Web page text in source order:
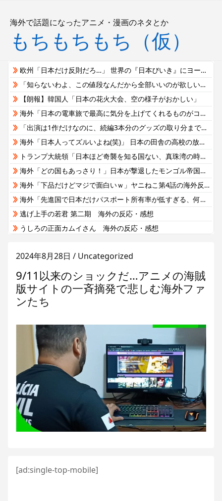
海外で話題になったアニメ・漫画のネタとか
もちもちもち（仮）
欧州「日本だけ反則だろ…」 世界の『日本びいき』にヨーロッパ全土から不満の声
「知らないわよ、この値段なんだから全部いいのが欲しいの」イチゴ売り場で言い返された話
【朗報】韓国人「日本の花火大会、空の様子がおかしい」
海外「日本の電車旅で最高に気分を上げてくれるものがコレ！」→「分かるよ、凄くワクワクする・・・！」【海外の反応】
「出演は1作だけなのに、続編3本分のグッズの取り分まで契約に書かせた」ジャック・ニコルソンが『バットマン』で得た総額
海外「日本人ってズルいよね(笑)」 日本の田舎の高校の放課後がエモすぎると海外で大反響
トランプ大統領「日本ほど奇襲を知る国ない、真珠湾の時なぜ知らせなかったのか」…目を大きく開いた高市首相＝韓国の反応
海外「どの国もあっさり！」日本が撃退したモンゴル帝国の本当の恐ろしさに海外が大騒ぎ
海外「下品だけどマジで面白いｗ」ヤニねこ第4話の海外反応
海外「先進国で日本だけパスポート所有率が低すぎる、何故なのか」
逃げ上手の若君 第二期 海外の反応・感想
うしろの正面カムイさん 海外の反応・感想
ヤニねこ 海外の反応・感想
令和のダラさん 海外の反応・感想
幼女戦記Ⅱ 海外の反応・感想
攻殻機動隊 THE GHOST IN THE SHELL 海外の反応・感想
きみが死ぬまで恋をしたい 海外の反応・感想
韓国人「韓国サッカー協会が行った国際試合の性的接待の全容がこちら…」→「完全に買収してる…（ﾌﾞﾙﾌﾞﾙ」＝韓国の反応
韓国人「北米市場で売れまくりトヨタに続き日本のホンダやスズキも今年第2四半期に大幅な黒字を記録！」→「あまりにも見事なV字回復‥」
家の前の花火が一斉に暴発、玄関先に駆け込む一家「なんであのドア鍵かけてんだ」【海外の反応】
海外「全部日本の真似だったのか…」 日本の普通のテレビ番組が最新SNSの数十年先を行っていたと話題に
海外「コーヒー1杯が6ドルって何なんだ、レシートを二度見した」値上げで買うのをやめたもの…
英国人「安心感が違う」冨安健洋、パレス移籍当日にデビュー！圧巻3連続ブロックも披露で現地サポが気づく..【海外の反応】
2024年8月28日 / Uncategorized
9/11以来のショックだ…アニメの海賊
版サイトの一斉摘発で悲しむ海外ファ
ンたち